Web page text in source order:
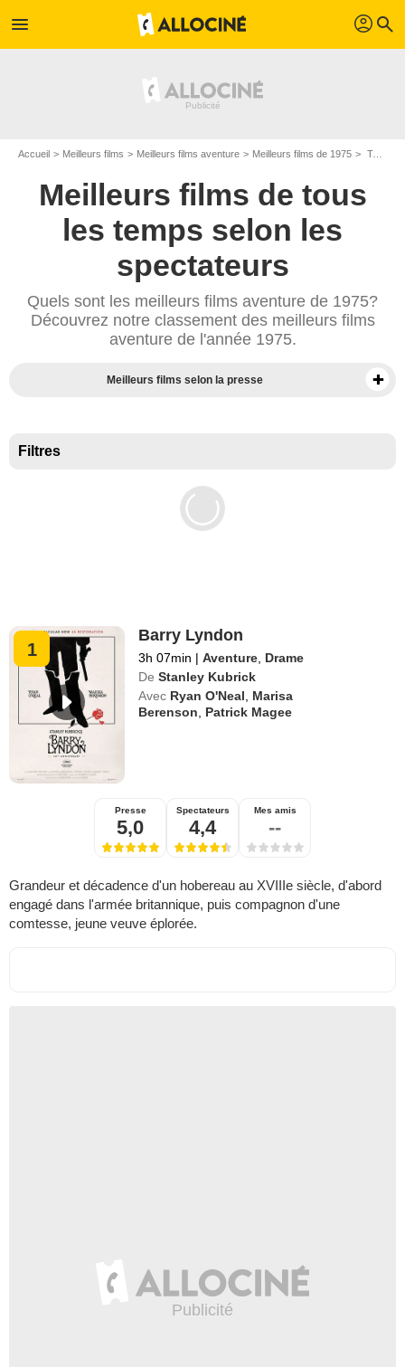
menu profil search
Accueil Meilleurs films Meilleurs films aventure Meilleurs films de 1975 Top films aventure de 1975
Meilleurs films de tous
les temps selon les
spectateurs
Quels sont les meilleurs films aventure de 1975?
Découvrez notre classement des meilleurs films
aventure de l'année 1975.
Meilleurs films selon la presse
Filtres
1
Barry Lyndon
3h 07min | Aventure Drame
De Stanley Kubrick
Avec Ryan O'Neal
Marisa
Berenson
Patrick Magee
Presse
5,0
Spectateurs
4,4
Mes amis
--
Grandeur et décadence d'un hobereau au XVIIIe siècle, d'abord
engagé dans l'armée britannique, puis compagnon d'une
comtesse, jeune veuve éplorée.